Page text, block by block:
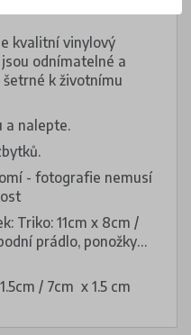
kvalitní vinylový
odnímatelné a
k životnímu
a nalepte.
- fotografie nemusí
Triko: 11cm x 8cm /
prádlo, ponožky…
/ 7cm x 1.5 cm